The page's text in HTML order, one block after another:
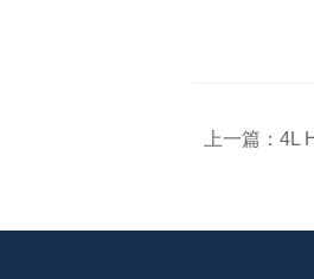
上一篇： 4L